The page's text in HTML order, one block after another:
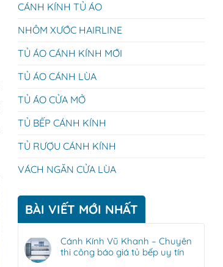
CÁNH KÍNH TỦ ÁO
NHÔM XƯỚC HAIRLINE
TỦ ÁO CÁNH KÍNH MỚI
TỦ ÁO CÁNH LÙA
TỦ ÁO CỬA MỞ
TỦ BẾP CÁNH KÍNH
TỦ RƯỢU CÁNH KÍNH
VÁCH NGĂN CỬA LÙA
BÀI VIẾT MỚI NHẤT
Cánh Kính Vũ Khanh – Chuyên
thi công báo giá tủ bếp uy tín